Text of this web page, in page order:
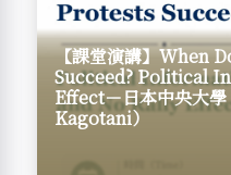
【課堂演講】When
Succeed? Political
Effect－日本中央大
Kagotani）